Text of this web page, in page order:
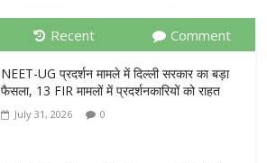
Recent Comment
NEET-UG प्रदर्शन मामले में दिल्ली सरकार का बड़ा
फैसला, 13 FIR मामलों में प्रदर्शनकारियों को राहत
July 31, 2026 0